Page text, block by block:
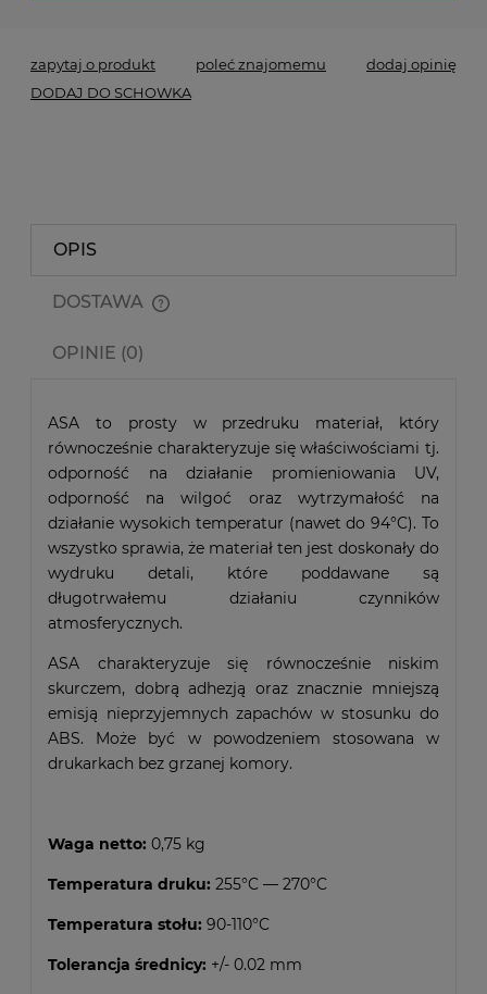
zapytaj o produkt poleć znajomemu
dodaj opinię
DODAJ DO SCHOWKA
OPIS
DOSTAWA
OPINIE (0)
ASA to prosty w przedruku materiał, który
równocześnie charakteryzuje się właściwościami tj.
odporność na działanie promieniowania UV,
odporność na wilgoć oraz wytrzymałość na
działanie wysokich temperatur (nawet do 94°C). To
wszystko sprawia, że materiał ten jest doskonały do
wydruku detali, które poddawane są
długotrwałemu działaniu czynników
atmosferycznych.
ASA charakteryzuje się równocześnie niskim
skurczem, dobrą adhezją oraz znacznie mniejszą
emisją nieprzyjemnych zapachów w stosunku do
ABS. Może być w powodzeniem stosowana w
drukarkach bez grzanej komory.
Waga netto: 0,75 kg
Temperatura druku: 255°C — 270°C
Temperatura stołu: 90-110°C
Tolerancja średnicy: +/- 0.02 mm